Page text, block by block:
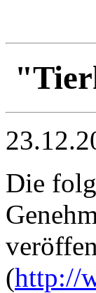
Die
(http://